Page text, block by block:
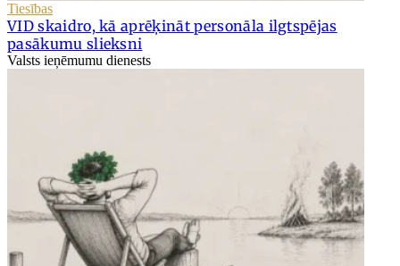
Tiesības
VID skaidro, kā aprēķināt personāla ilgtspējas
pasākumu slieksni
Valsts ieņēmumu dienests